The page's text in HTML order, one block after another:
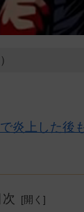
炎上した後